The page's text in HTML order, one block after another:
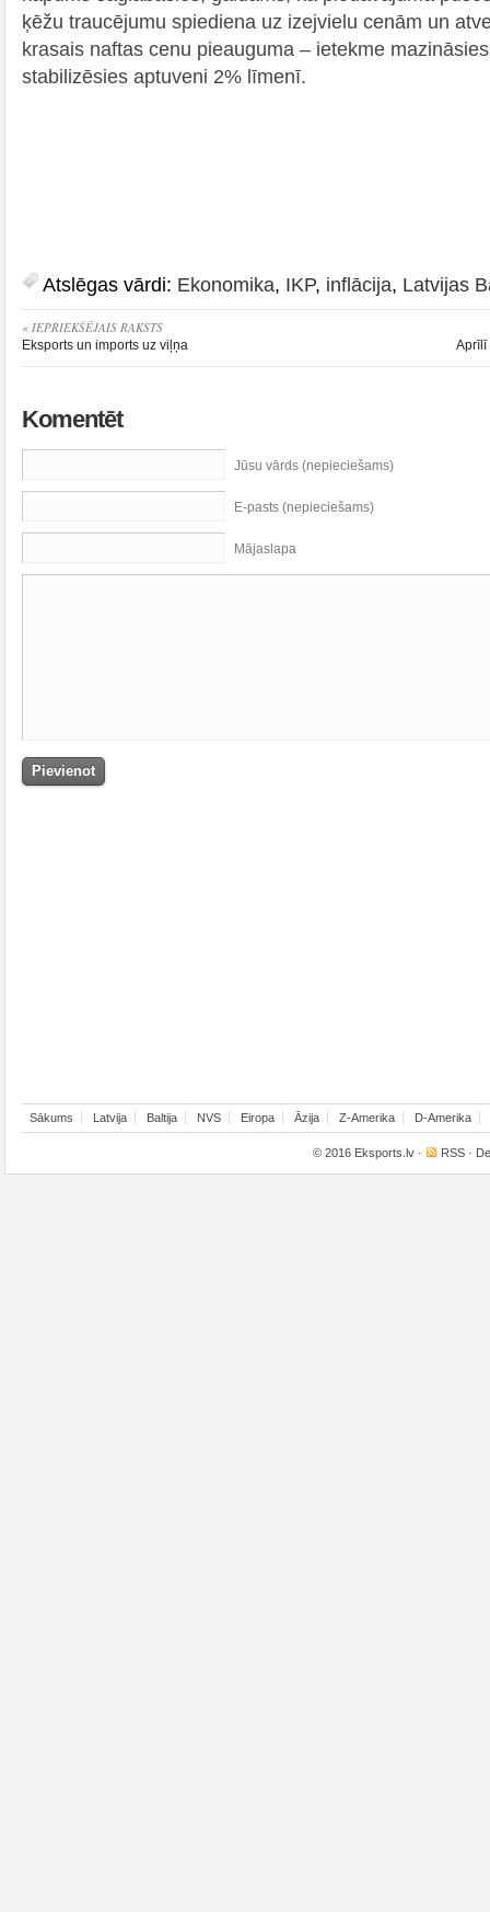
ķēžu traucējumu spiediena uz izejvielu cenām un
krasais naftas cenu pieauguma – ietekme
stabilizēsies aptuveni 2% līmenī.
Atslēgas vārdi: Ekonomika, IKP, inflācija, Latvijas
« IEPRIEKŠĒJAIS RAKSTS
Eksports un imports uz viļņa Aprīlī
Komentēt
Jūsu vārds (nepieciešams)
E-pasts (nepieciešams)
Mājaslapa
Sākums Latvija Baltija NVS Eiropa Āzija Z-Amerika D-Amerika
© 2016 Eksports.lv · RSS ·